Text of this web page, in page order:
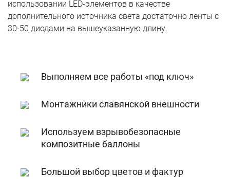
использовании LED-элементов в качестве
дополнительного источника света достаточно ленты с
30-50 диодами на вышеуказанную длину.
Выполняем все работы «под ключ»
Монтажники славянской внешности
Используем взрывобезопасные
композитные баллоны
Большой выбор цветов и фактур